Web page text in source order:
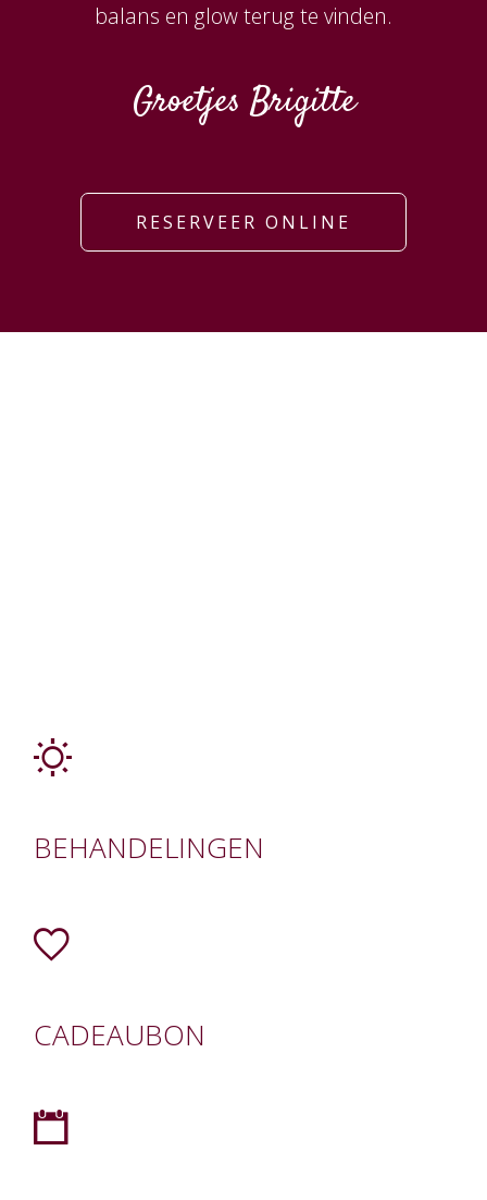
balans en glow terug te vinden.
Groetjes Brigitte
RESERVEER ONLINE
BEHANDELINGEN
CADEAUBON